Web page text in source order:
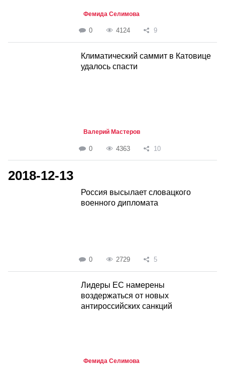
Фемида Селимова
0 4124 9
Климатический саммит в Катовице
удалось спасти
Валерий Мастеров
0 4363 10
2018-12-13
Россия высылает словацкого
военного дипломата
0 2729 5
Лидеры ЕС намерены
воздержаться от новых
антироссийских санкций
Фемида Селимова